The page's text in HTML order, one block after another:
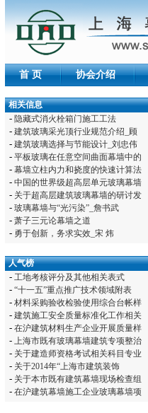
首 页 协会介绍
相关信息
- 隐藏式消火栓箱门施工工法
- 建筑玻璃采光顶行业规范介绍_顾
- 建筑玻璃选择与节能设计_刘忠伟
- 平板玻璃在任意空间曲面幕墙中的
- 幕墙立柱内力和挠度的快速计算法
- 中国的世界级超高层单元玻璃幕墙
- 关于超高层建筑玻璃幕墙的研讨发
- 玻璃幕墙与“光污染”_詹书武
- 萧子三元论幕墙之道
- 勇于创新，务求实效_宋 炜
人气榜
- 工地考核评分及其他相关表式
- “十一五”重点推广技术领域附表
- 材料采购验收检验使用综合台帐样
- 建筑施工安全质量标准化工作相关
- 在沪建筑材料生产企业开展质量样
- 上海市既有玻璃幕墙建筑专项整治
- 关于建造师资格考试相关科目专业
- 关于2014年“上海市建筑装饰
- 关于本市既有建筑幕墙现场检查组
- 在沪建筑幕墙施工企业玻璃幕墙项